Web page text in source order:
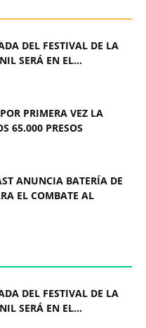
DEL FESTIVAL DE LA
SERÁ EN EL...
PRIMERA VEZ LA
65.000 PRESOS
ANUNCIA BATERÍA DE
EL COMBATE AL
DEL FESTIVAL DE LA
SERÁ EN EL...